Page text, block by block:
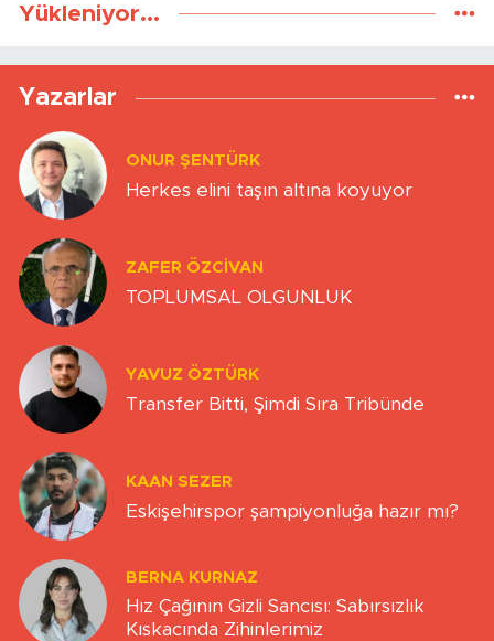
Yükleniyor...
Yazarlar
ONUR ŞENTÜRK
Herkes elini taşın altına koyuyor
ZAFER ÖZCIVAN
TOPLUMSAL OLGUNLUK
YAVUZ ÖZTÜRK
Transfer Bitti, Şimdi Sıra Tribünde
KAAN SEZER
Eskişehirspor şampiyonluğa hazır mı?
BERNA KURNAZ
Hız Çağının Gizli Sancısı: Sabırsızlık
Kıskacında Zihinlerimiz